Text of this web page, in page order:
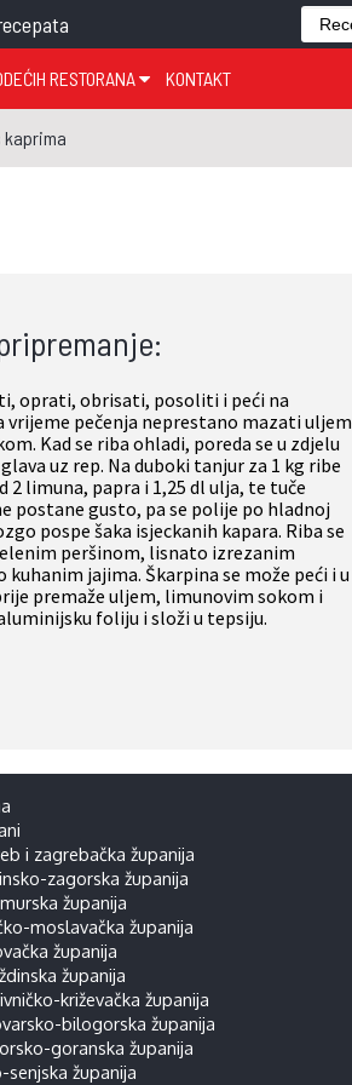
ZAGORSKA ŽUPANIJA
MOSLAVAČKA ŽUPANIJA
ŽUPANIJA
SLAVONSKA ŽUPANIJA
KNINSKA ŽUPANIJA
DALMATINSKA ŽUPANIJA
NERETVANSKA ŽUPANIJA
GASTRO REGIJE
RESTORANA KONTAKT
kaprima
oprati, obrisati, posoliti i peći na
vrijeme pečenja neprestano mazati uljem
Kad se riba ohladi, poreda se u zdjelu
uz rep. Na duboki tanjur za 1 kg ribe
2 limuna, papra i 1,25 dl ulja, te tuče
postane gusto, pa se polije po hladnoj
pospe šaka isjeckanih kapara. Riba se
peršinom, lisnato izrezanim
jajima. Škarpina se može peći i u
premaže uljem, limunovim sokom i
foliju i složi u tepsiju.
i zagrebačka županija
zagorska županija
županija
moslavačka županija
županija
županija
križevačka županija
bilogorska županija
goranska županija
senjska županija